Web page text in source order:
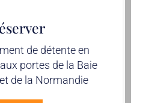
de détente en
portes de la Baie
de la Normandie